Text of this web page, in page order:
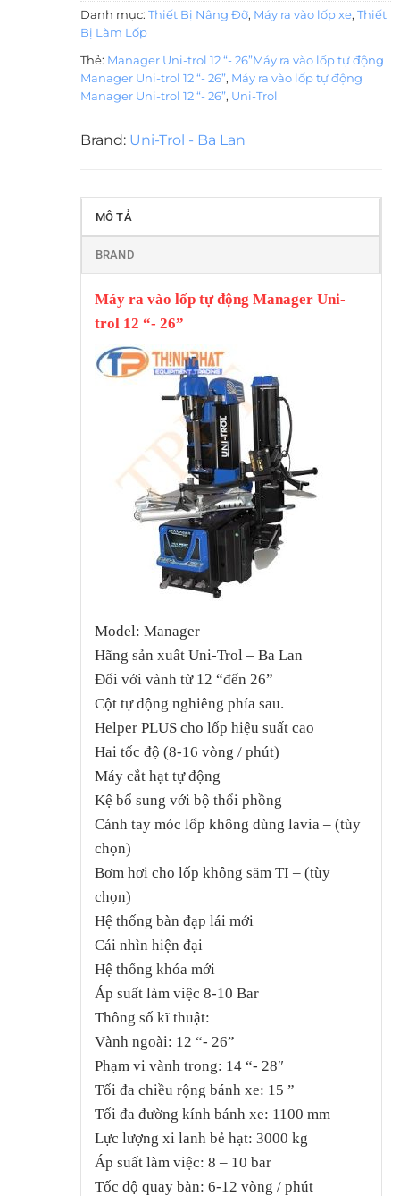
Danh mục: Thiết Bị Nâng Đỡ, Máy ra vào lốp xe, Thiết
Bị Làm Lốp
Thẻ: Manager Uni-trol 12 “- 26”Máy ra vào lốp tự động
Manager Uni-trol 12 “- 26”, Máy ra vào lốp tự động
Manager Uni-trol 12 “- 26”, Uni-Trol
Brand: Uni-Trol - Ba Lan
MÔ TẢ
BRAND
Máy ra vào lốp tự động Manager Uni-
trol 12 “- 26”
Model: Manager
Hãng sản xuất Uni-Trol – Ba Lan
Đối với vành từ 12 “đến 26”
Cột tự động nghiêng phía sau.
Helper PLUS cho lốp hiệu suất cao
Hai tốc độ (8-16 vòng / phút)
Máy cắt hạt tự động
Kệ bổ sung với bộ thổi phồng
Cánh tay móc lốp không dùng lavia – (tùy
chọn)
Bơm hơi cho lốp không săm TI – (tùy
chọn)
Hệ thống bàn đạp lái mới
Cái nhìn hiện đại
Hệ thống khóa mới
Áp suất làm việc 8-10 Bar
Thông số kĩ thuật:
Vành ngoài: 12 “- 26”
Phạm vi vành trong: 14 “- 28″
Tối đa chiều rộng bánh xe: 15 ”
Tối đa đường kính bánh xe: 1100 mm
Lực lượng xi lanh bẻ hạt: 3000 kg
Áp suất làm việc: 8 – 10 bar
Tốc độ quay bàn: 6-12 vòng / phút